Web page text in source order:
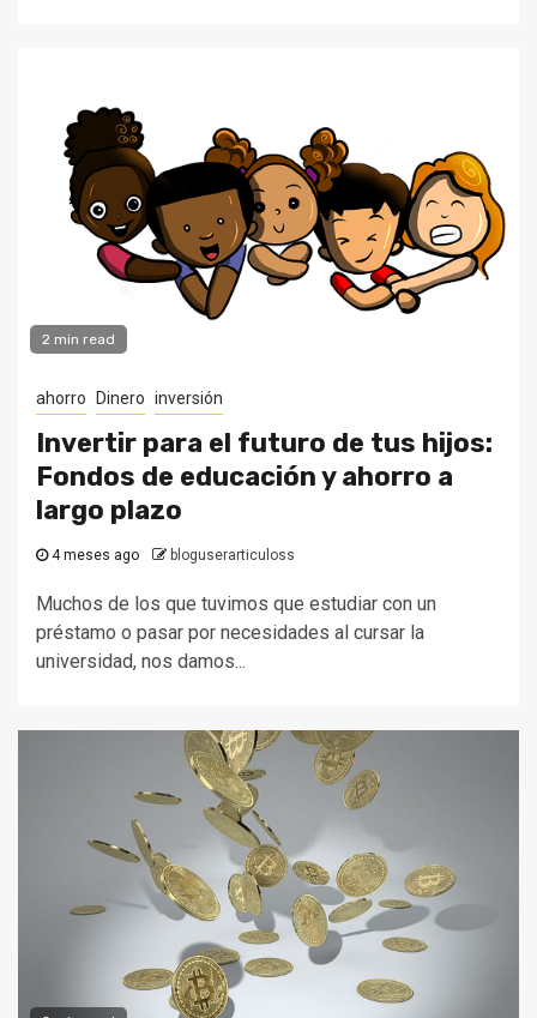
2 min read
ahorro Dinero inversión
Invertir para el futuro de tus hijos:
Fondos de educación y ahorro a
largo plazo
4 meses ago bloguserarticuloss
Muchos de los que tuvimos que estudiar con un
préstamo o pasar por necesidades al cursar la
universidad, nos damos...